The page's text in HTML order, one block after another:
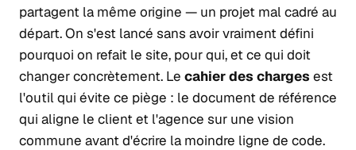
partagent la même origine — un projet mal cadré au
départ. On s'est lancé sans avoir vraiment défini
pourquoi on refait le site, pour qui, et ce qui doit
changerconcrètement. Le cahier des charges est
l'outil qui évite ce piège : le document de référence
qui aligne le client et l'agence sur une vision
commune avant d'écrire la moindre ligne de code.